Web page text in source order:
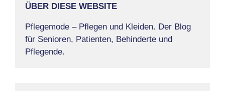
ÜBER DIESE WEBSITE
Pflegemode – Pflegen und Kleiden. Der Blog
für Senioren, Patienten, Behinderte und
Pflegende.